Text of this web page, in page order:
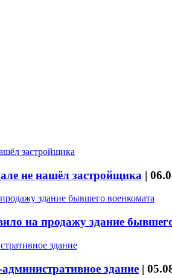
не нашёл застройщика |
на продажу здание
здание |